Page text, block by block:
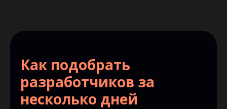
Как подобрать
разработчиков за
несколько дней